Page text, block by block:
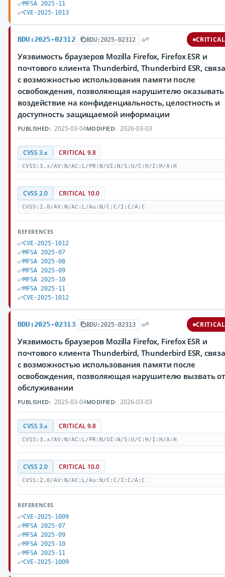
MFSA 2025-11
CVE-2025-1013
BDU:2025-02312 BDU:2025-02312 CRITICAL
Уязвимость браузеров Mozilla Firefox, Firefox ESR и
почтового клиента Thunderbird, Thunderbird ESR,
с возможностью использования памяти после
освобождения, позволяющая нарушителю оказывать
воздействие на конфиденциальность, целостность и
доступность защищаемой информации
PUBLISHED: 2025-03-04MODIFIED: 2026-03-03
CVSS 3.x CRITICAL 9.8
CVSS:3.x/AV:N/AC:L/PR:N/UI:N/S:U/C:H/I:H/A:H
CVSS 2.0 CRITICAL 10.0
CVSS:2.0/AV:N/AC:L/Au:N/C:C/I:C/A:C
REFERENCES
CVE-2025-1012
MFSA 2025-07
MFSA 2025-08
MFSA 2025-09
MFSA 2025-10
MFSA 2025-11
CVE-2025-1012
BDU:2025-02313 BDU:2025-02313 CRITICAL
Уязвимость браузеров Mozilla Firefox, Firefox ESR и
почтового клиента Thunderbird, Thunderbird ESR,
с возможностью использования памяти после
освобождения, позволяющая нарушителю вызвать
обслуживании
PUBLISHED: 2025-03-04MODIFIED: 2026-03-03
CVSS 3.x CRITICAL 9.8
CVSS:3.x/AV:N/AC:L/PR:N/UI:N/S:U/C:H/I:H/A:H
CVSS 2.0 CRITICAL 10.0
CVSS:2.0/AV:N/AC:L/Au:N/C:C/I:C/A:C
REFERENCES
CVE-2025-1009
MFSA 2025-07
MFSA 2025-09
MFSA 2025-10
MFSA 2025-11
CVE-2025-1009